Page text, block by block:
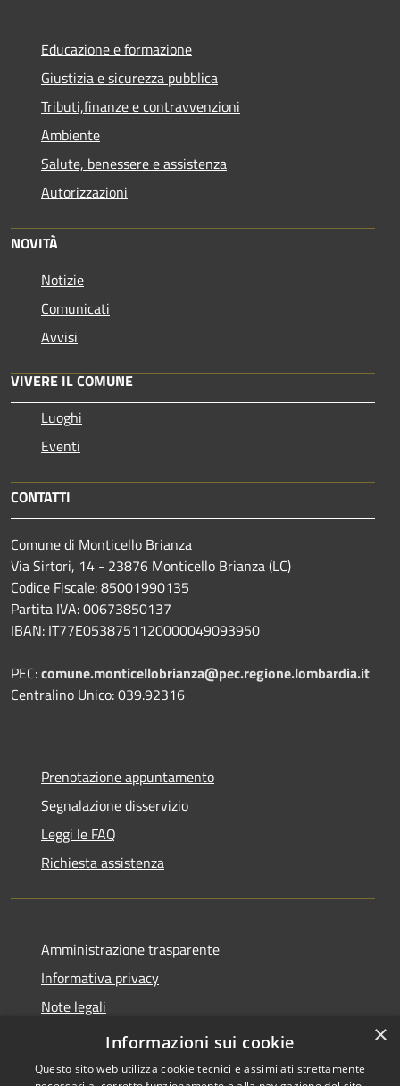
Educazione e formazione
Giustizia e sicurezza pubblica
Tributi,finanze e contravvenzioni
Ambiente
Salute, benessere e assistenza
Autorizzazioni
NOVITÀ
Notizie
Comunicati
Avvisi
VIVERE IL COMUNE
Luoghi
Eventi
CONTATTI
Comune di Monticello Brianza
Via Sirtori, 14 - 23876 Monticello Brianza (LC)
Codice Fiscale: 85001990135
Partita IVA: 00673850137
IBAN: IT77E0538751120000049093950
PEC:comune.monticellobrianza@pec.regione.lombardia.it
Centralino Unico: 039.92316
Prenotazione appuntamento
Segnalazione disservizio
Leggi le FAQ
Richiesta assistenza
Amministrazione trasparente
Informativa privacy
Note legali
Dichiarazione di accessibilità
×
Informazioni sui cookie
Questo sito web utilizza cookie tecnici e assimilati strettamente